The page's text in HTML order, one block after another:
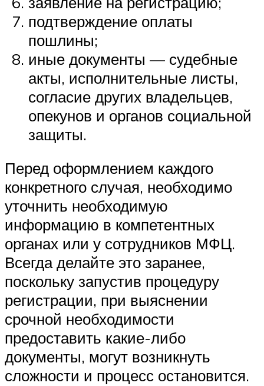
подтверждение оплаты
пошлины;
иные документы — судебные
акты, исполнительные листы,
согласие других владельцев,
опекунов и органов социальной
защиты.
Перед оформлением каждого
конкретного случая, необходимо
уточнить необходимую
информацию в компетентных
органах или у сотрудников МФЦ.
Всегда делайте это заранее,
поскольку запустив процедуру
регистрации, при выяснении
срочной необходимости
предоставить какие-либо
документы, могут возникнуть
сложности и процесс остановится.